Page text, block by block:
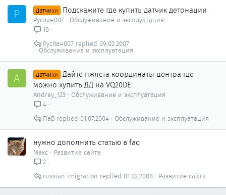
Р Датчики Подскажите где купить датчик детонации
Руслан007
Обслуживание и эксплуатация
10
Обслуживание и эксплуатация
09.02.2007
Руслан007
A Датчики
Дайте пжлста координаты центра где
можно купить ДД на VQ20DE
Andrey_123
Обслуживание и эксплуатация
4
Обслуживание и эксплуатация
01.07.2004
ПаБ
нужно дополнить статью в faq
Макс
Развитие сайта
2
Развитие сайта
01.02.2008
russian imigration